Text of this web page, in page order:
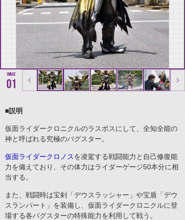
01
■説明
仮面ライダークロニクルのラスボスにして、全知全能の
神と呼ばれる究極のバグスター。
仮面ライダークロノスを凌駕する戦闘能力と自己修復能
力を備えており、その体力はライダーゲージ50本分に相
当する。
また、戦闘時は宝剣「デウスラッシャー」や宝盾「デウ
スランパート」を装備し、仮面ライダークロニクルに登
場する各バグスターの特殊能力を利用して戦う。